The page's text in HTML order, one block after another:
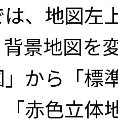
、地図左
景地図を
」から「
赤色立体